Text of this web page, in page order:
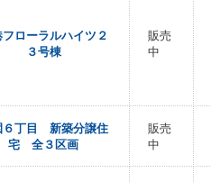
ローラルハイツ２
３号棟
販売
中
６丁目 新築分譲住
宅 全３区画
販売
中